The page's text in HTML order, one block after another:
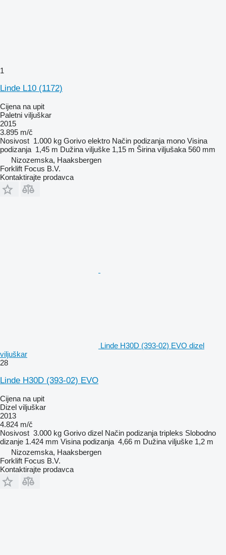
1
Linde L10 (1172)
Cijena na upit
Paletni viljuškar
2015
3.895 m/č
Nosivost 1.000 kg Gorivo elektro Način podizanja mono Visina
podizanja 1,45 m Dužina viljuške 1,15 m Širina viljušaka 560 mm
Nizozemska, Haaksbergen
Forklift Focus B.V.
Kontaktirajte prodavca
Linde H30D (393-02) EVO dizel
viljuškar
28
Linde H30D (393-02) EVO
Cijena na upit
Dizel viljuškar
2013
4.824 m/č
Nosivost 3.000 kg Gorivo dizel Način podizanja tripleks Slobodno
dizanje 1.424 mm Visina podizanja 4,66 m Dužina viljuške 1,2 m
Nizozemska, Haaksbergen
Forklift Focus B.V.
Kontaktirajte prodavca